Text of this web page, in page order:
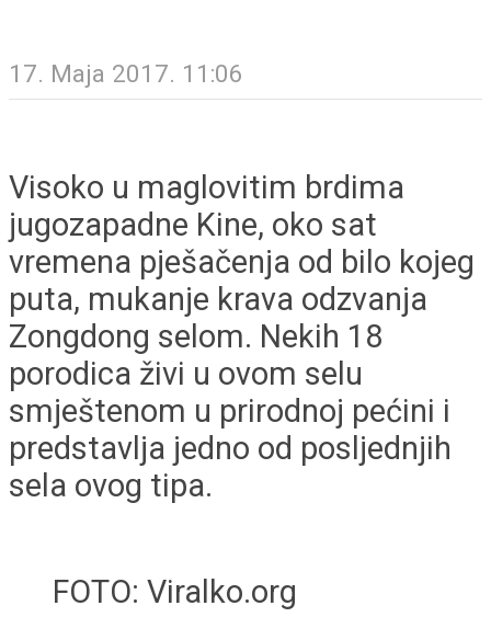
17. Maja 2017. 11:06
Visoko u maglovitim brdima
jugozapadne Kine, oko sat
vremena pješačenja od bilo kojeg
puta, mukanje krava odzvanja
Zongdong selom. Nekih 18
porodica živi u ovom selu
smještenom u prirodnoj pećini i
predstavlja jedno od posljednjih
sela ovog tipa.
FOTO: Viralko.org